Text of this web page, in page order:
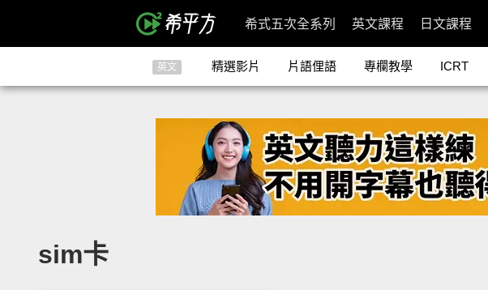
希式五次全系列 英文課程 日文課程
英文 精選影片 片語俚語 專欄教學 ICRT
sim卡